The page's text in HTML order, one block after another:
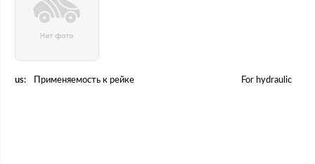
us: Применяемость к рейке For hydraulic